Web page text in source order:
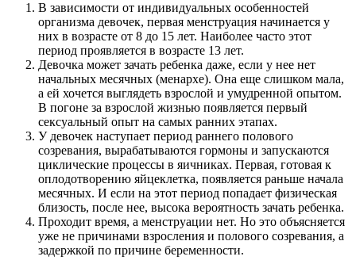
В зависимости от индивидуальных особенностей
организма девочек, первая менструация начинается у
них в возрасте от 8 до 15 лет. Наиболее часто этот
период проявляется в возрасте 13 лет.
Девочка может зачать ребенка даже, если у нее нет
начальных месячных (менархе). Она еще слишком мала,
а ей хочется выглядеть взрослой и умудренной опытом.
В погоне за взрослой жизнью появляется первый
сексуальный опыт на самых ранних этапах.
У девочек наступает период раннего полового
созревания, вырабатываются гормоны и запускаются
циклические процессы в яичниках. Первая, готовая к
оплодотворению яйцеклетка, появляется раньше начала
месячных. И если на этот период попадает физическая
близость, после нее, высока вероятность зачать ребенка.
Проходит время, а менструации нет. Но это объясняется
уже не причинами взросления и полового созревания, а
задержкой по причине беременности.